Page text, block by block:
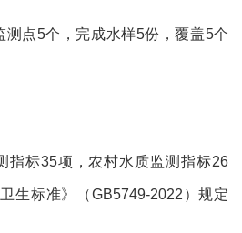
测点5个 ， 完成水样5份 ，覆盖5个
指标35项，农村水质监测指标26
生标准》（GB5749-2022 ）规定